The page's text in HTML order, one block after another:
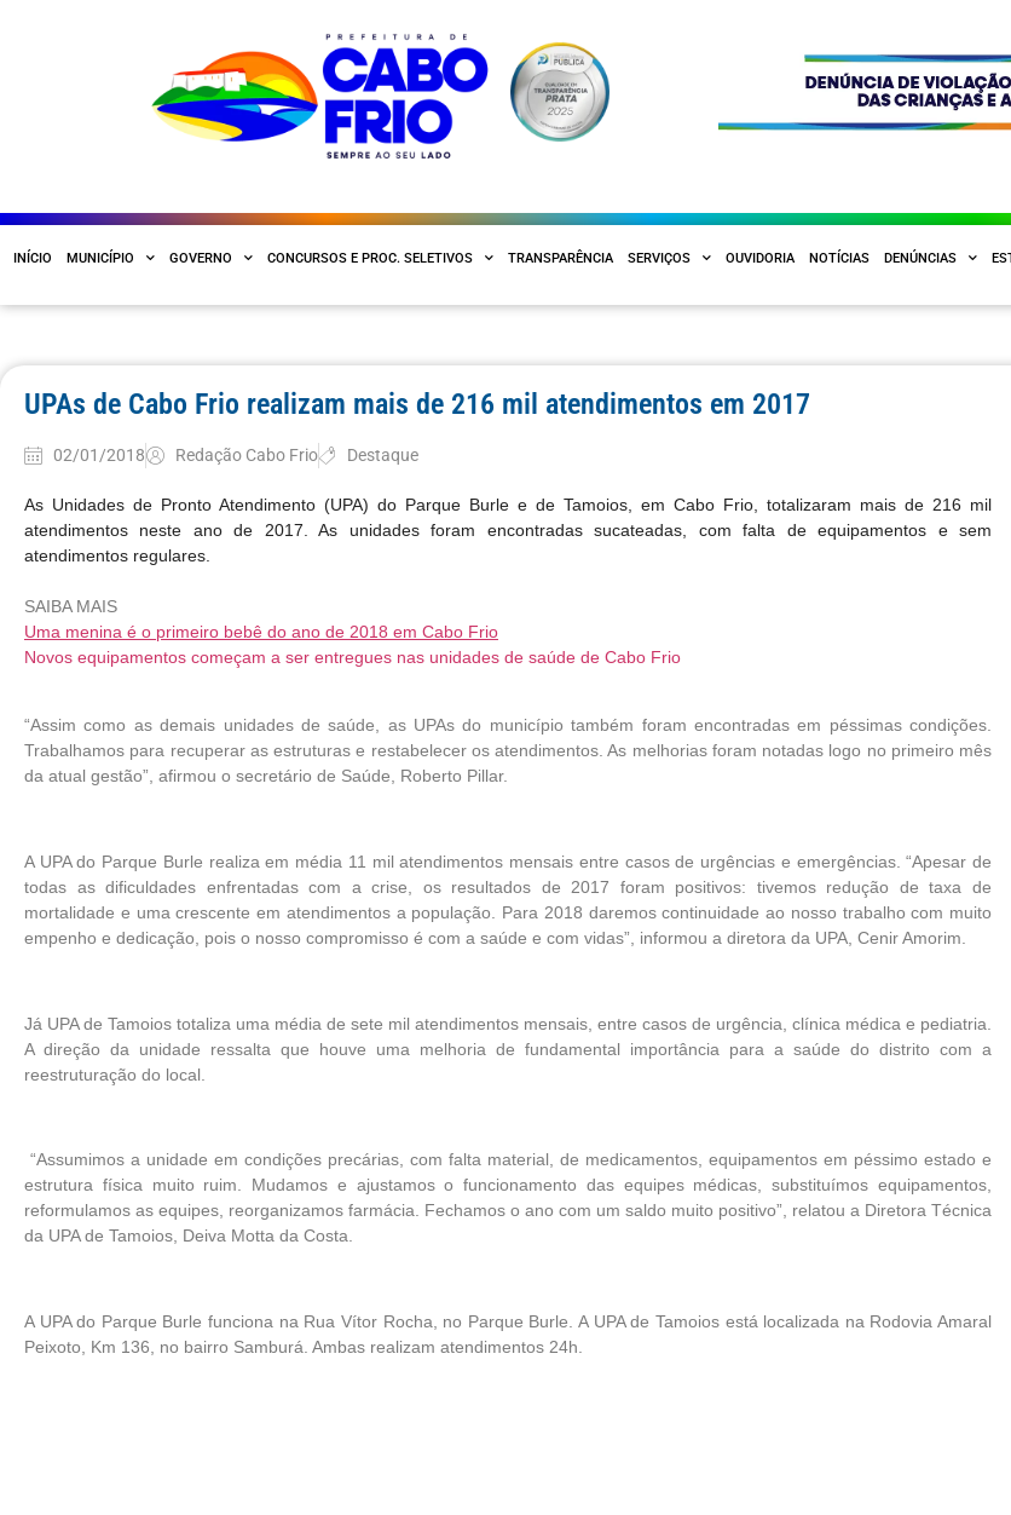
INÍCIO MUNICÍPIO GOVERNO CONCURSOS E PROC. SELETIVOS TRANSPARÊNCIA SERVIÇOS OUVIDORIA NOTÍCIAS DENÚNCIAS
UPAs de Cabo Frio realizam mais de 216 mil atendimentos em 2017
02/01/2018 Redação Cabo Frio Destaque
As Unidades de Pronto Atendimento (UPA) do Parque Burle e de Tamoios, em Cabo Frio, totalizaram mais de 216 mil
atendimentos neste ano de 2017. As unidades foram encontradas sucateadas, com falta de equipamentos e sem
atendimentos regulares.
SAIBA MAIS
Uma menina é o primeiro bebê do ano de 2018 em Cabo Frio
Novos equipamentos começam a ser entregues nas unidades de saúde de Cabo Frio
“Assim como as demais unidades de saúde, as UPAs do município também foram encontradas em péssimas condições.
Trabalhamos para recuperar as estruturas e restabelecer os atendimentos. As melhorias foram notadas logo no primeiro mês
da atual gestão”, afirmou o secretário de Saúde, Roberto Pillar.
A UPA do Parque Burle realiza em média 11 mil atendimentos mensais entre casos de urgências e emergências. “Apesar de
todas as dificuldades enfrentadas com a crise, os resultados de 2017 foram positivos: tivemos redução de taxa de
mortalidade e uma crescente em atendimentos a população. Para 2018 daremos continuidade ao nosso trabalho com muito
empenho e dedicação, pois o nosso compromisso é com a saúde e com vidas”, informou a diretora da UPA, Cenir Amorim.
Já UPA de Tamoios totaliza uma média de sete mil atendimentos mensais, entre casos de urgência, clínica médica e pediatria.
A direção da unidade ressalta que houve uma melhoria de fundamental importância para a saúde do distrito com a
reestruturação do local.
“Assumimos a unidade em condições precárias, com falta material, de medicamentos, equipamentos em péssimo estado e
estrutura física muito ruim. Mudamos e ajustamos o funcionamento das equipes médicas, substituímos equipamentos,
reformulamos as equipes, reorganizamos farmácia. Fechamos o ano com um saldo muito positivo”, relatou a Diretora Técnica
da UPA de Tamoios, Deiva Motta da Costa.
A UPA do Parque Burle funciona na Rua Vítor Rocha, no Parque Burle. A UPA de Tamoios está localizada na Rodovia Amaral
Peixoto, Km 136, no bairro Samburá. Ambas realizam atendimentos 24h.